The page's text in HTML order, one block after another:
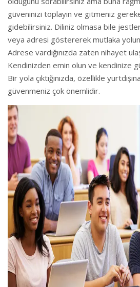
güveninizi toplayın ve gitmeniz
gidebilirsiniz. Diliniz olmasa bile
veya adresi göstererek mutlaka
Adrese vardığınızda zaten nihayet
Kendinizden emin olun ve kendinize
Bir yola çıktığınızda, özellikle
güvenmeniz çok önemlidir.